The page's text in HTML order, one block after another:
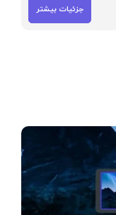
جزئیات بیشتر